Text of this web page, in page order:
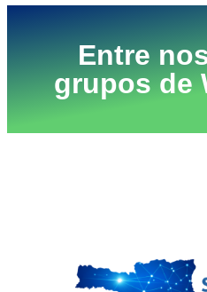
Entre
grupos de